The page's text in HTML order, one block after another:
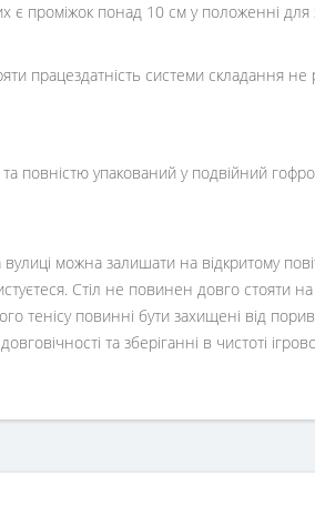
є проміжок понад 10 см у положенні для
працездатність системи складання
повністю упакований у подвійний
можна залишати на відкритому
Стіл не повинен довго стояти на
тенісу повинні бути захищені від
та зберіганні в чистоті